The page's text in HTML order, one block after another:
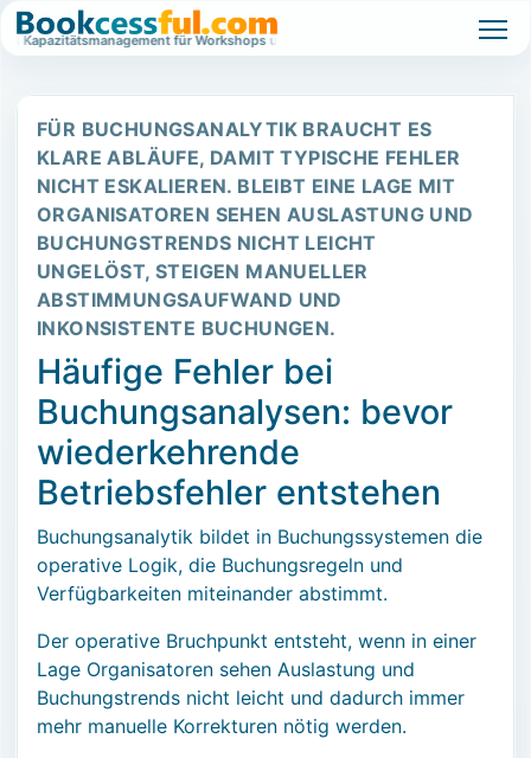
Kapazitätsmanagement für Workshops und Events. Wartelistenbasiertes
FÜR BUCHUNGSANALYTIK BRAUCHT ES
KLARE ABLÄUFE, DAMIT TYPISCHE FEHLER
NICHT ESKALIEREN. BLEIBT EINE LAGE MIT
ORGANISATOREN SEHEN AUSLASTUNG UND
BUCHUNGSTRENDS NICHT LEICHT
UNGELÖST, STEIGEN MANUELLER
ABSTIMMUNGSAUFWAND UND
INKONSISTENTE BUCHUNGEN.
Häufige Fehler bei
Buchungsanalysen: bevor
wiederkehrende
Betriebsfehler entstehen
Buchungsanalytik bildet in Buchungssystemen die
operative Logik, die Buchungsregeln und
Verfügbarkeiten miteinander abstimmt.
Der operative Bruchpunkt entsteht, wenn in einer
Lage Organisatoren sehen Auslastung und
Buchungstrends nicht leicht und dadurch immer
mehr manuelle Korrekturen nötig werden.